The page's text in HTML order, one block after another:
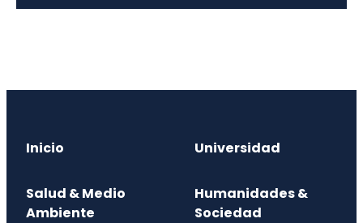
Inicio Universidad
Salud & Medio
Ambiente
Humanidades &
Sociedad